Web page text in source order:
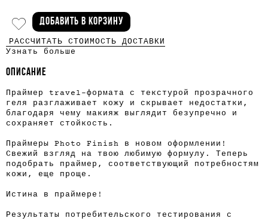
ДОБАВИТЬ В КОРЗИНУ
РАССЧИТАТЬ СТОИМОСТЬ ДОСТАВКИ
Узнать больше
ОПИСАНИЕ
Праймер travel-формата с текстурой прозрачного
геля разглаживает кожу и скрывает недостатки,
благодаря чему макияж выглядит безупречно и
сохраняет стойкость.
Праймеры Photo Finish в новом оформлении!
Свежий взгляд на твою любимую формулу. Теперь
подобрать праймер, соответствующий потребностям
кожи, еще проще.
Истина в праймере!
Результаты потребительского тестирования с